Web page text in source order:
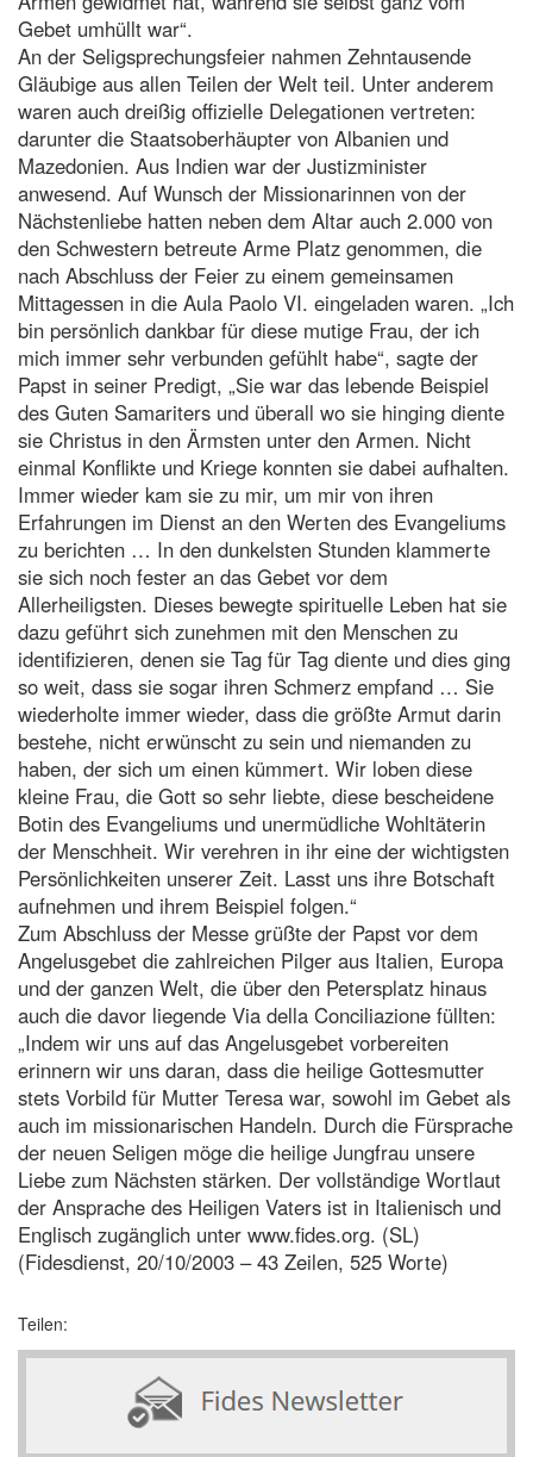
Gebet umhüllt war“.
An der Seligsprechungsfeier nahmen Zehntausende
Gläubige aus allen Teilen der Welt teil. Unter anderem
waren auch dreißig offizielle Delegationen vertreten:
darunter die Staatsoberhäupter von Albanien und
Mazedonien. Aus Indien war der Justizminister
anwesend. Auf Wunsch der Missionarinnen von der
Nächstenliebe hatten neben dem Altar auch 2.000 von
den Schwestern betreute Arme Platz genommen, die
nach Abschluss der Feier zu einem gemeinsamen
Mittagessen in die Aula Paolo VI. eingeladen waren. „Ich
bin persönlich dankbar für diese mutige Frau, der ich
mich immer sehr verbunden gefühlt habe“, sagte der
Papst in seiner Predigt, „Sie war das lebende Beispiel
des Guten Samariters und überall wo sie hinging diente
sie Christus in den Ärmsten unter den Armen. Nicht
einmal Konflikte und Kriege konnten sie dabei aufhalten.
Immer wieder kam sie zu mir, um mir von ihren
Erfahrungen im Dienst an den Werten des Evangeliums
zu berichten … In den dunkelsten Stunden klammerte
sie sich noch fester an das Gebet vor dem
Allerheiligsten. Dieses bewegte spirituelle Leben hat sie
dazu geführt sich zunehmen mit den Menschen zu
identifizieren, denen sie Tag für Tag diente und dies ging
so weit, dass sie sogar ihren Schmerz empfand … Sie
wiederholte immer wieder, dass die größte Armut darin
bestehe, nicht erwünscht zu sein und niemanden zu
haben, der sich um einen kümmert. Wir loben diese
kleine Frau, die Gott so sehr liebte, diese bescheidene
Botin des Evangeliums und unermüdliche Wohltäterin
der Menschheit. Wir verehren in ihr eine der wichtigsten
Persönlichkeiten unserer Zeit. Lasst uns ihre Botschaft
aufnehmen und ihrem Beispiel folgen.“
Zum Abschluss der Messe grüßte der Papst vor dem
Angelusgebet die zahlreichen Pilger aus Italien, Europa
und der ganzen Welt, die über den Petersplatz hinaus
auch die davor liegende Via della Conciliazione füllten:
„Indem wir uns auf das Angelusgebet vorbereiten
erinnern wir uns daran, dass die heilige Gottesmutter
stets Vorbild für Mutter Teresa war, sowohl im Gebet als
auch im missionarischen Handeln. Durch die Fürsprache
der neuen Seligen möge die heilige Jungfrau unsere
Liebe zum Nächsten stärken. Der vollständige Wortlaut
der Ansprache des Heiligen Vaters ist in Italienisch und
Englisch zugänglich unter www.fides.org. (SL)
(Fidesdienst, 20/10/2003 – 43 Zeilen, 525 Worte)
Teilen: